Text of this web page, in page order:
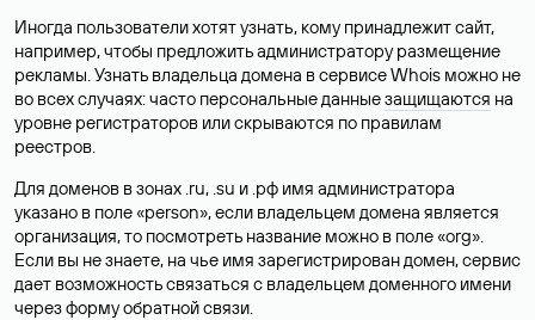
Иногда пользователи хотят узнать, кому принадлежит сайт,
например, чтобы предложить администратору размещение
рекламы. Узнать владельца домена в сервисе Whois можно не
во всех случаях: часто персональные данныезащищаются на
уровне регистраторов или скрываются по правилам
реестров.
Для доменов в зонах .ru, .su и .рф имя администратора
указано в поле «person», если владельцем домена является
организация, то посмотреть название можно в поле «org».
Если вы не знаете, на чье имя зарегистрирован домен, сервис
дает возможность связаться с владельцем доменного имени
через форму обратной связи.